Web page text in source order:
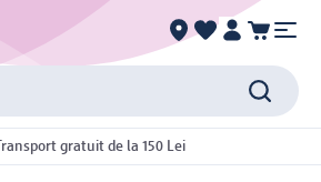
Transport gratuit de la 150 Lei